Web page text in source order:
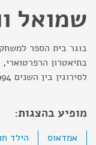
שמואל
בוגר בית הספר
בתיאטרון
לסירוגין בין השנים 1994 - 1999.
מופיע בהצגות:
אמדאוס הילד